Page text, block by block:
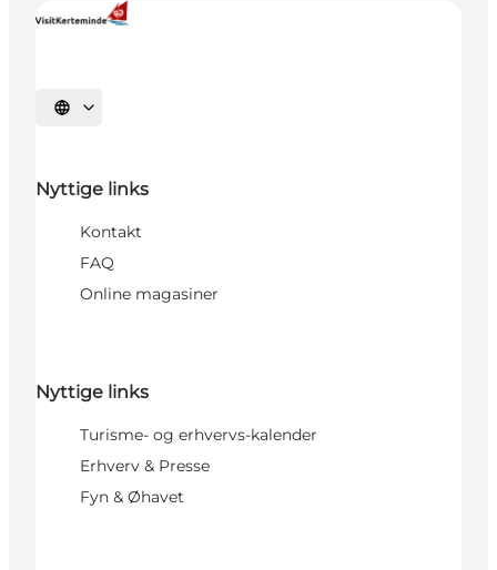
Vælg sprog
Nyttige links
Kontakt
FAQ
Online magasiner
Nyttige links
Turisme- og erhvervs-kalender
Erhverv & Presse
Fyn & Øhavet